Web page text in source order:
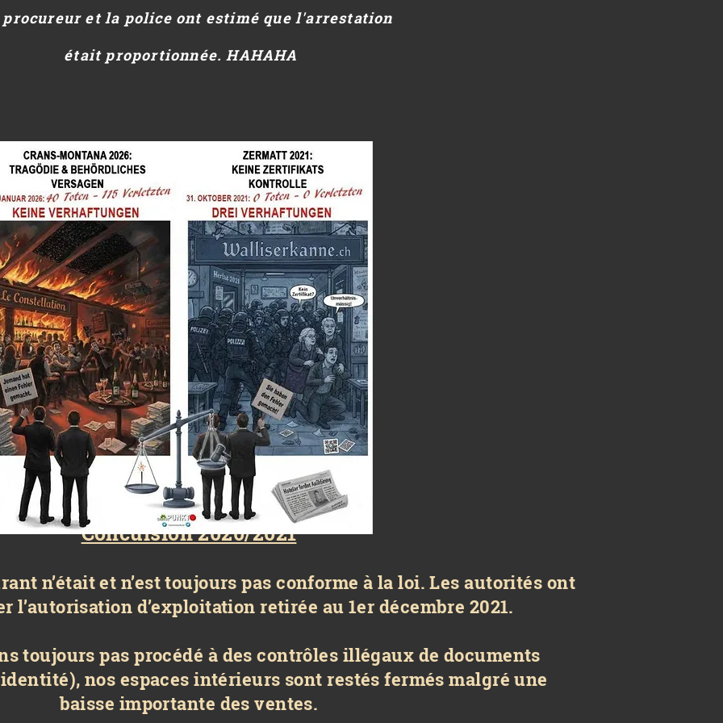
procureur et la police ont estimé que l'arrestation
était proportionnée. HAHAHA
Conculsion 2020/2021
n’était et n’est toujours pas conforme à la loi. Les autorités ont
l’autorisation d’exploitation retirée au 1er décembre 2021.
toujours pas procédé à des contrôles illégaux de documents
nos espaces intérieurs sont restés fermés malgré une
baisse importante des ventes.